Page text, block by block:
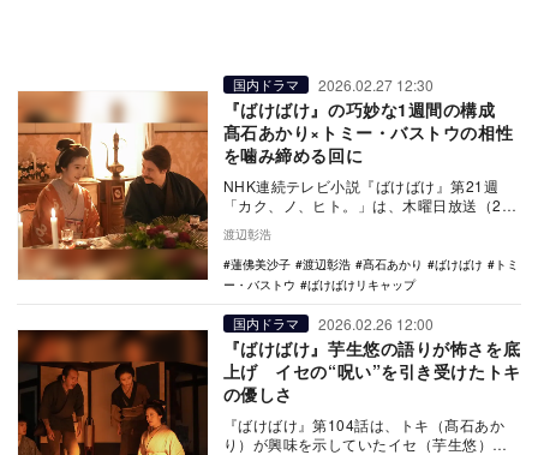
国内ドラマ 2026.02.27 12:30
『ばけばけ』の巧妙な1週間の構成
髙石あかり×トミー・バストウの相性
を噛み締める回に
NHK連続テレビ小説『ばけばけ』第21週
「カク、ノ、ヒト。」は、木曜日放送（2月
26日）の第104話でイセ（芋生悠）の呪い
の話が…
渡辺彰浩
蓮佛美沙子
渡辺彰浩 髙石あかり ばけばけ
トミ
ー・バストウ
ばけばけリキャップ
国内ドラマ 2026.02.26 12:00
『ばけばけ』芋生悠の語りが怖さを底
上げ イセの“呪い”を引き受けたトキ
の優しさ
『ばけばけ』第104話は、トキ（髙石あか
り）が興味を示していたイセ（芋生悠）